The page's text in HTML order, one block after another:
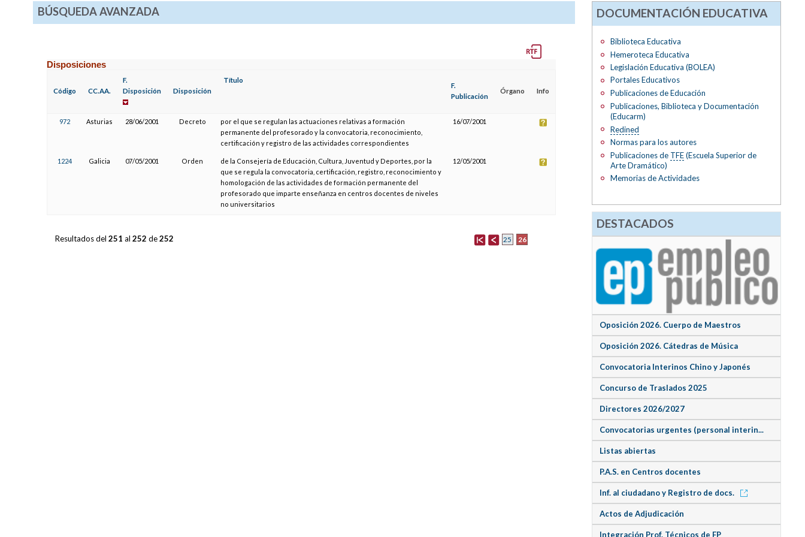
BÚSQUEDA AVANZADA
Disposiciones
Código CC.AA.
F.
Disposición
Disposición
Título
F.
Publicación
Órgano Info
972 Asturias 28/06/2001 Decreto
por el que se regulan las actuaciones relativas a formación
permanente del profesorado y la convocatoria, reconocimiento,
certificación y registro de las actividades correspondientes
16/07/2001
1224 Galicia 07/05/2001 Orden
de la Consejería de Educación, Cultura, Juventud y Deportes, por la
que se regula la convocatoria, certificación, registro, reconocimiento y
homologación de las actividades de formación permanente del
profesorado que imparte enseñanza en centros docentes de niveles
no universitarios
12/05/2001
25 26
Resultados del 251 al 252 de252
DOCUMENTACIÓN EDUCATIVA
Biblioteca Educativa
Hemeroteca Educativa
Legislación Educativa (BOLEA)
Portales Educativos
Publicaciones de Educación
Publicaciones, Biblioteca y Documentación
(Educarm)
Redined
Normas para los autores
Publicaciones de TFE(Escuela Superior de
Arte Dramático)
Memorias de Actividades
DESTACADOS
Oposición 2026. Cuerpo de Maestros
Oposición 2026. Cátedras de Música
Convocatoria Interinos Chino y Japonés
Concurso de Traslados 2025
Directores 2026/2027
Convocatorias urgentes (personal interin...
Listas abiertas
P.A.S. en Centros docentes
Inf. al ciudadano y Registro de docs.
Actos de Adjudicación
Integración Prof. Técnicos de FP